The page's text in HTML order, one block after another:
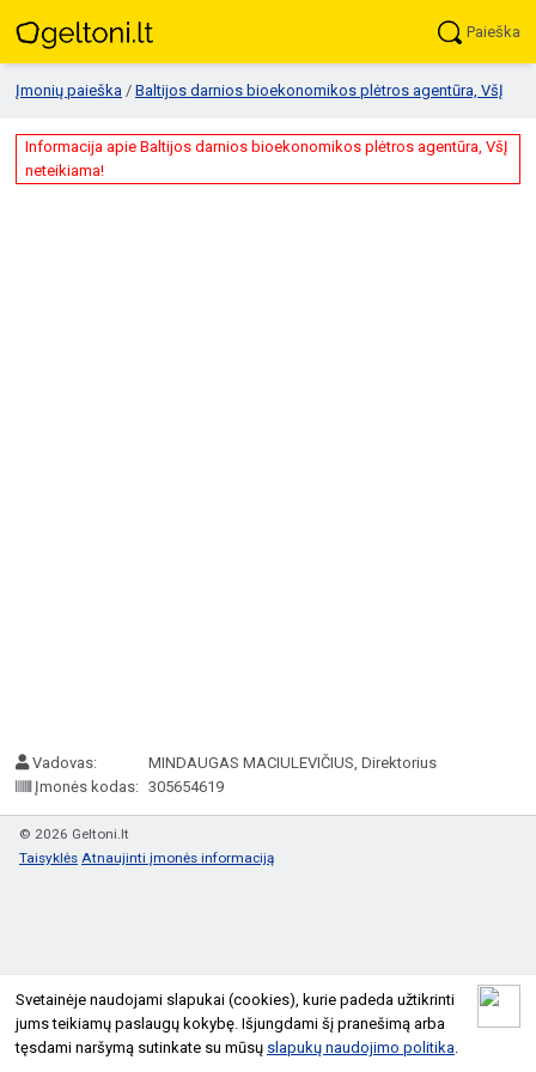
Svetainėje naudojami slapukai (cookies), kurie padeda užtikrinti
jums teikiamų paslaugų kokybę. Išjungdami šį pranešimą arba
tęsdami naršymą sutinkate su mūsų slapukų naudojimo politika
Paieška
Įmonių paieška / Baltijos darnios bioekonomikos plėtros agentūra, VšĮ
Informacija apie Baltijos darnios bioekonomikos plėtros agentūra, VšĮ
neteikiama!
Vadovas:
MINDAUGAS MACIULEVIČIUS, Direktorius
Įmonės kodas: 305654619
© 2026 Geltoni.lt
Taisyklės Atnaujinti įmonės informaciją